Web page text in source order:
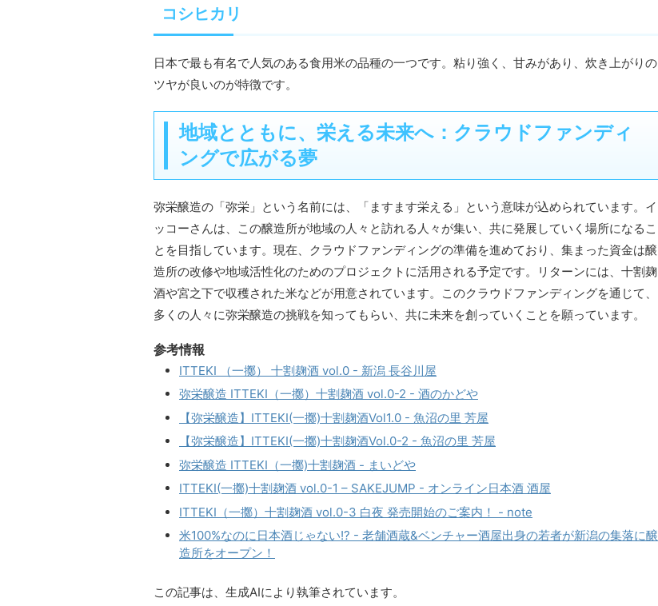
コシヒカリ
日本で最も有名で人気のある食用米の品種の一つです。粘り強く、甘みがあり、炊き上がりの
ツヤが良いのが特徴です。
地域とともに、栄える未来へ：クラウドファンディ
ングで広がる夢
弥栄醸造の「弥栄」という名前には、「ますます栄える」という意味が込められています。イ
ッコーさんは、この醸造所が地域の人々と訪れる人々が集い、共に発展していく場所になるこ
とを目指しています。現在、クラウドファンディングの準備を進めており、集まった資金は醸
造所の改修や地域活性化のためのプロジェクトに活用される予定です。リターンには、十割麹
酒や宮之下で収穫された米などが用意されています。このクラウドファンディングを通じて、
多くの人々に弥栄醸造の挑戦を知ってもらい、共に未来を創っていくことを願っています。
参考情報
ITTEKI （一擲） 十割麹酒 vol.0 - 新潟 長谷川屋
弥栄醸造 ITTEKI（一擲）十割麹酒 vol.0-2 - 酒のかどや
【弥栄醸造】ITTEKI(一擲)十割麹酒Vol1.0 - 魚沼の里 芳屋
【弥栄醸造】ITTEKI(一擲)十割麹酒Vol.0-2 - 魚沼の里 芳屋
弥栄醸造 ITTEKI（一擲)十割麹酒 - まいどや
ITTEKI(一擲)十割麹酒 vol.0-1 – SAKEJUMP - オンライン日本酒 酒屋
ITTEKI（一擲）十割麹酒 vol.0-3 白夜 発売開始のご案内！ - note
米100%なのに日本酒じゃない!? - 老舗酒蔵&ベンチャー酒屋出身の若者が新潟の集落に醸
造所をオープン！
この記事は、生成AIにより執筆されています。